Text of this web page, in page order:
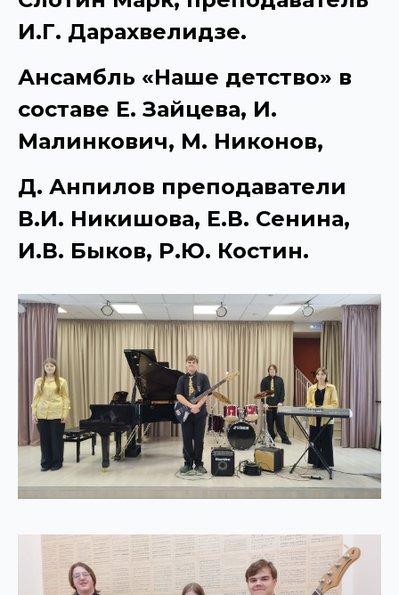
И.Г. Дарахвелидзе.
Ансамбль «Наше детство» в
составе Е. Зайцева, И.
Малинкович, М. Никонов,
Д. Анпилов преподаватели
В.И. Никишова, Е.В. Сенина,
И.В. Быков, Р.Ю. Костин.